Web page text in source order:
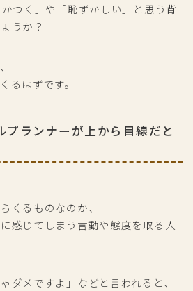
つく」や「恥ずかしい」と思う背
うか？
るはずです。
プランナーが上から目線だと
くるものなのか、
感じてしまう言動や態度を取る人
ダメですよ」などと言われると、